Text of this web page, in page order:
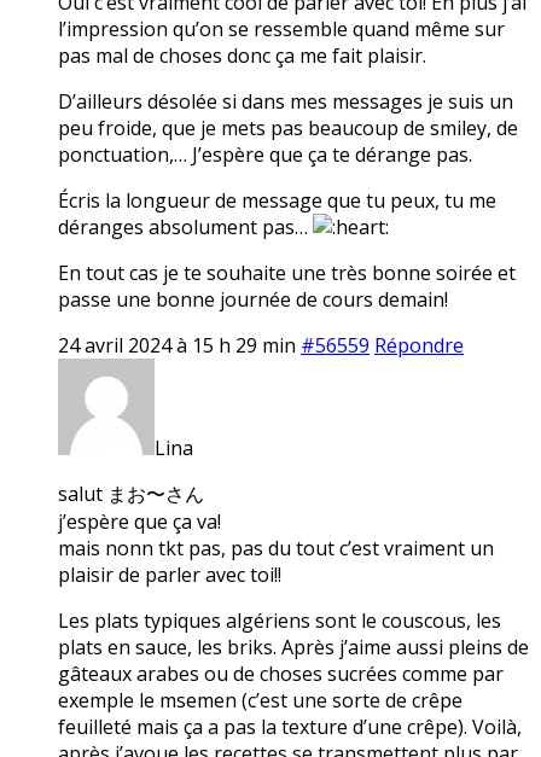
l’impression qu’on se ressemble quand même sur
pas mal de choses donc ça me fait plaisir.
D’ailleurs désolée si dans mes messages je suis un
peu froide, que je mets pas beaucoup de smiley, de
ponctuation,… J’espère que ça te dérange pas.
Écris la longueur de message que tu peux, tu me
déranges absolument pas…
En tout cas je te souhaite une très bonne soirée et
passe une bonne journée de cours demain!
24 avril 2024 à 15 h 29 min #56559 Répondre
Lina
salut まお〜さん
j’espère que ça va!
mais nonn tkt pas, pas du tout c’est vraiment un
plaisir de parler avec toi!!
Les plats typiques algériens sont le couscous, les
plats en sauce, les briks. Après j’aime aussi pleins de
gâteaux arabes ou de choses sucrées comme par
exemple le msemen (c’est une sorte de crêpe
feuilleté mais ça a pas la texture d’une crêpe). Voilà,